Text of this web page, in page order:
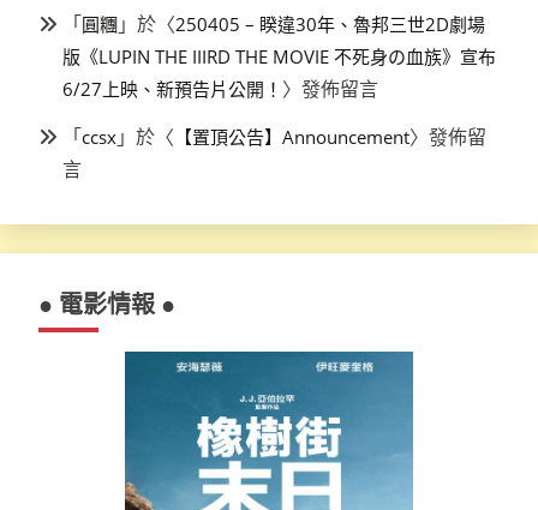
「圓糰 」於〈250405 – 睽違30年、魯邦三世2D劇場
版《LUPIN THE IIIRD THE MOVIE 不死身の血族》宣布
6/27上映、新預告片公開！ 〉發佈留言
「ccsx 」於〈 【置頂公告】Announcement〉發佈留
言
● 電影情報 ●